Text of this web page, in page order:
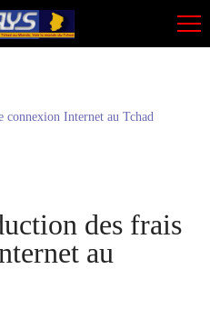
connexion Internet au Tchad
des frais
au